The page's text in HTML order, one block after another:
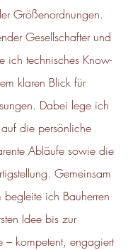
Größenordnungen.
Gesellschafter und
ich technisches Know-
klaren Blick für
Dabei lege ich
die persönliche
Abläufe sowie die
Gemeinsam
begleite ich Bauherren
Idee bis zur
– kompetent, engagiert